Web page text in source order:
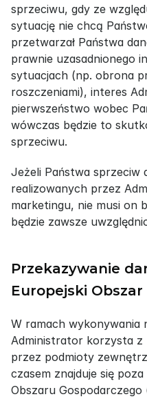
sprzeciwu, gdy ze
sytuację nie chcą
przetwarzał Państwa
prawnie uzasadnionego
sytuacjach (np. obrona
roszczeniami), interes
pierwszeństwo wobec
wówczas będzie to
sprzeciwu.
Jeżeli Państwa sprzeciw
realizowanych przez
marketingu, nie musi on
będzie zawsze
Przekazywanie
Europejski
W ramach wykonywania
Administrator korzysta z
przez podmioty
czasem znajduje się
Obszaru